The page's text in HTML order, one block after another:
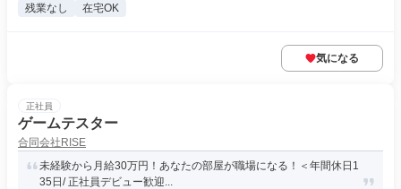
残業なし 在宅OK
気になる
正社員
ゲームテスター
合同会社RISE
未経験から月給30万円！あなたの部屋が職場になる！＜年間休日1
35日/ 正社員デビュー歓迎...